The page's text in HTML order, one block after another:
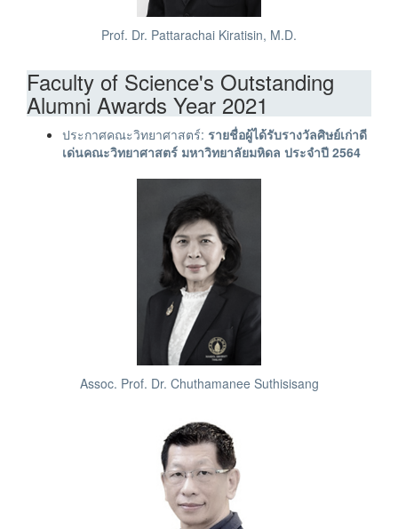
Prof. Dr. Pattarachai Kiratisin, M.D.
Faculty of Science's Outstanding
Alumni Awards Year 2021
ประกาศคณะวิทยาศาสตร์: รายชื่อผู้ได้รับรางวัลศิษย์เก่าดี
เด่นคณะวิทยาศาสตร์ มหาวิทยาลัยมหิดล ประจำปี 2564
Assoc. Prof. Dr. Chuthamanee Suthisisang